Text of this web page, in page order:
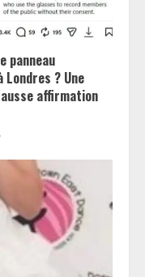
panneau
? Une
affirmation